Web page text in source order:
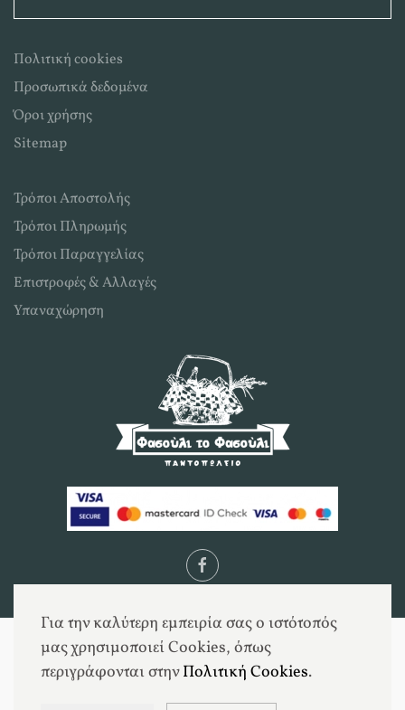
Πολιτική cookies
Προσωπικά δεδομένα
Όροι χρήσης
Sitemap
Τρόποι Αποστολής
Τρόποι Πληρωμής
Τρόποι Παραγγελίας
Επιστροφές & Αλλαγές
Υπαναχώρηση
Για την καλύτερη εμπειρία σας ο ιστότοπός
μας χρησιμοποιεί Cookies, όπως
περιγράφονται στηνΠολιτική Cookies.